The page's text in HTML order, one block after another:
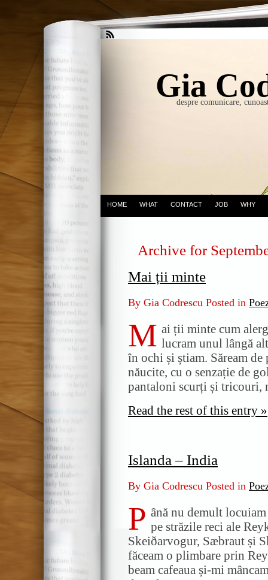
Gia
despre comunicare,
HOME WHAT CONTACT JOB WHY
Archive for
Mai ții minte
By Gia Codrescu Posted in
M ai ții minte cum
lucram unul lângă
în ochi și știam. Săream de
năucite, cu o senzație de
pantaloni scurți și
Read the rest of this entry »
Islanda – India
By Gia Codrescu Posted in
P ână nu demult
pe străzile reci ale
Skeiðarvogur, Sæbraut și
făceam o plimbare prin
beam cafeaua și-mi